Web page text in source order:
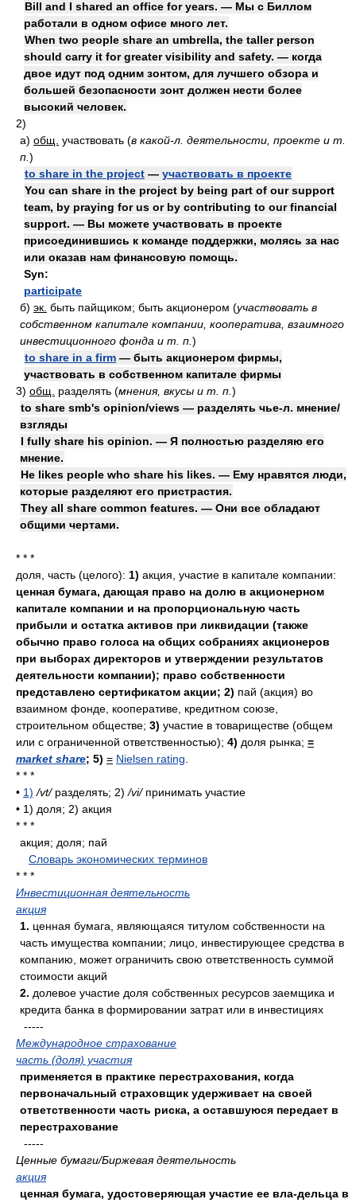
Bill and I shared an office for years. — Мы с Биллом
работали в одном офисе много лет.
When two people share an umbrella, the taller person
should carry it for greater visibility and safety. — когда
двое идут под одним зонтом, для лучшего обзора и
большей безопасности зонт должен нести более
высокий человек.
2)
а) общ. участвовать (в какой-л. деятельности, проекте и т.
п. )
to share in the project — участвовать в проекте
You can share in the project by being part of our support
team, by praying for us or by contributing to our financial
support. — Вы можете участвовать в проекте
присоединившись к команде поддержки, молясь за нас
или оказав нам финансовую помощь.
Syn:
participate
б) эк. быть пайщиком; быть акционером (участвовать в
собственном капитале компании, кооператива, взаимного
инвестиционного фонда и т. п. )
to share in a firm — быть акционером фирмы,
участвовать в собственном капитале фирмы
3) общ. разделять (мнения, вкусы и т. п. )
to share smb's opinion/views — разделять чье-л. мнение/
взгляды
I fully share his opinion. — Я полностью разделяю его
мнение.
He likes people who share his likes. — Ему нравятся люди,
которые разделяют его пристрастия.
They all share common features. — Они все обладают
общими чертами.
* * *
доля, часть (целого): 1) акция, участие в капитале компании:
ценная бумага, дающая право на долю в акционерном
капитале компании и на пропорциональную часть
прибыли и остатка активов при ликвидации (также
обычно право голоса на общих собраниях акционеров
при выборах директоров и утверждении результатов
деятельности компании); право собственности
представлено сертификатом акции; 2) пай (акция) во
взаимном фонде, кооперативе, кредитном союзе,
строительном обществе; 3) участие в товариществе (общем
или с ограниченной ответственностью); 4) доля рынка; =
market share; 5) = Nielsen rating
* * *
• 1) /vt/разделять; 2)/vi/принимать участие
• 1) доля; 2) акция
* * *
акция; доля; пай
Словарь экономических терминов
* * *
Инвестиционная деятельность
акция
1. ценная бумага, являющаяся титулом собственности на
часть имущества компании; лицо, инвестирующее средства в
компанию, может ограничить свою ответственность суммой
стоимости акций
2. долевое участие доля собственных ресурсов заемщика и
кредита банка в формировании затрат или в инвестициях
-----
Международное страхование
часть (доля) участия
применяется в практике перестрахования, когда
первоначальный страховщик удерживает на своей
ответственности часть риска, а оставшуюся передает в
перестрахование
-----
Ценные бумаги/Биржевая деятельность
акция
ценная бумага, удостоверяющая участие ее вла-дельца в